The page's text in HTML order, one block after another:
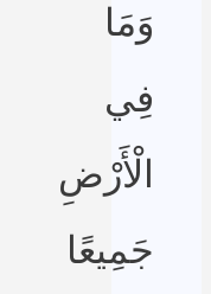
وَمَا
فِي
الْأَرْضِ
جَمِيعًا